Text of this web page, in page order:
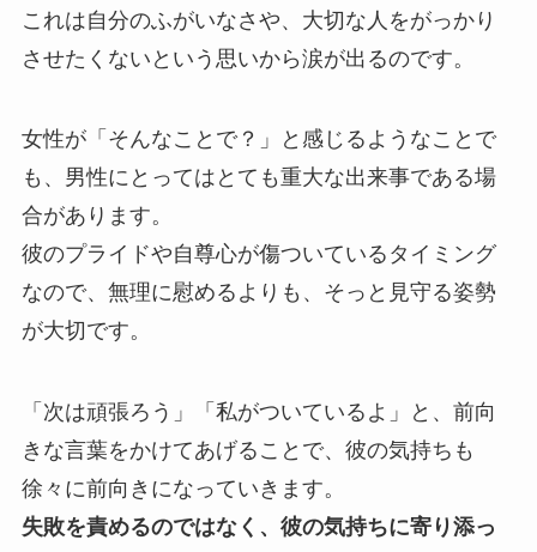
これは自分のふがいなさや、大切な人をがっかり
させたくないという思いから涙が出るのです。
女性が「そんなことで？」と感じるようなことで
も、男性にとってはとても重大な出来事である場
合があります。
彼のプライドや自尊心が傷ついているタイミング
なので、無理に慰めるよりも、そっと見守る姿勢
が大切です。
「次は頑張ろう」「私がついているよ」と、前向
きな言葉をかけてあげることで、彼の気持ちも
徐々に前向きになっていきます。
失敗を責めるのではなく、彼の気持ちに寄り添っ